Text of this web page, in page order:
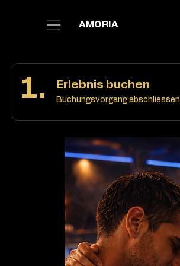
AMORIA
1. Erlebnis buchen
Buchungsvorgang abschliessen